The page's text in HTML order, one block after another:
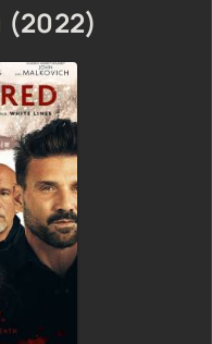
(2022)